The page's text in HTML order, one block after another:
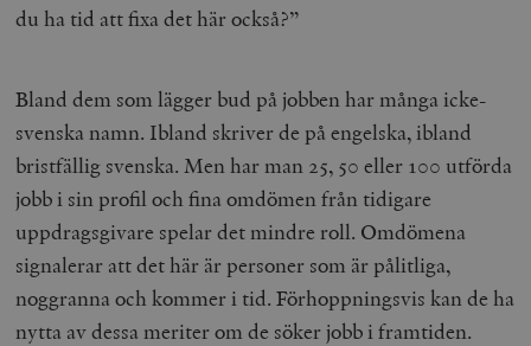
du ha tid att fixa det här också?”
Bland dem som lägger bud på jobben har många icke-
svenska namn. Ibland skriver de på engelska, ibland
bristfällig svenska. Men har man 25, 50 eller 100 utförda
jobb i sin profil och fina omdömen från tidigare
uppdragsgivare spelar det mindre roll. Omdömena
signalerar att det här är personer som är pålitliga,
noggranna och kommer i tid. Förhoppningsvis kan de ha
nytta av dessa meriter om de söker jobb i framtiden.